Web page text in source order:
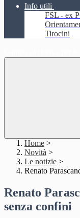
Info utili
FSL - ex
Tirocini
Home >
Novità >
Le notizie >
Renato
Renato
senza confini